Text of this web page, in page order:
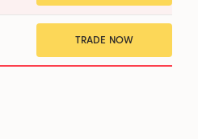
TRADE NOW